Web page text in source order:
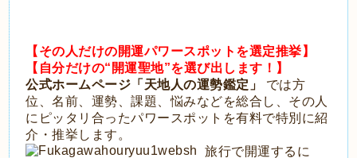
【その人だけの開運パワースポットを選定推挙】
【自分だけの“開運聖地”を選び出します！】
公式ホームページ「天地人の運勢鑑定」
では方
位、名前、運勢、課題、悩みなどを総合し、その人
にピッタリ合ったパワースポットを有料で特別に紹
介・推挙します。
旅行で開運するに